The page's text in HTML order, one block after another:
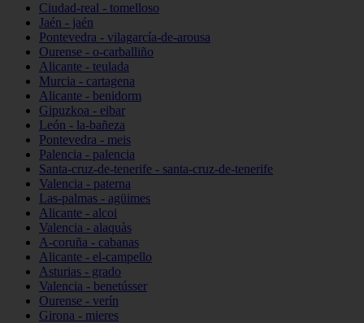
Ciudad-real - tomelloso
Jaén - jaén
Pontevedra - vilagarcía-de-arousa
Ourense - o-carballiño
Alicante - teulada
Murcia - cartagena
Alicante - benidorm
Gipuzkoa - eibar
León - la-bañeza
Pontevedra - meis
Palencia - palencia
Santa-cruz-de-tenerife - santa-cruz-de-tenerife
Valencia - paterna
Las-palmas - agüimes
Alicante - alcoi
Valencia - alaquàs
A-coruña - cabanas
Alicante - el-campello
Asturias - grado
Valencia - benetússer
Ourense - verín
Girona - mieres